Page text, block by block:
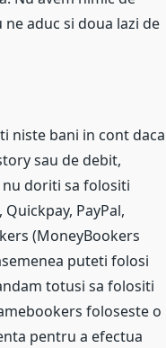
aduc si doua lazi de
niste bani in cont daca
sau de debit,
nu doriti sa folositi
PayPal,
(MoneyBookers
puteti folosi
totusi sa folositi
foloseste o
pentru a efectua